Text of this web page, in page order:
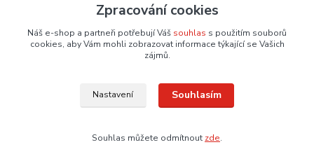
Zpracování cookies
Náš e-shop a partneři potřebují Váš souhlas s použitím souborů
cookies, aby Vám mohli zobrazovat informace týkající se Vašich
zájmů.
Nastavení Souhlasím
Souhlas můžete odmítnout zde.